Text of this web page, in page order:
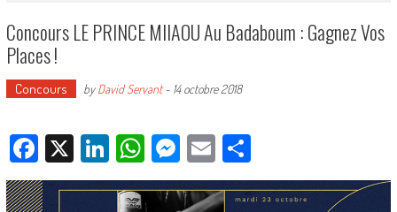
Concours LE PRINCE MIIAOU Au Badaboum : Gagnez Vos
Places !
Concours byDavid Servant- 14 octobre 2018
Facebook
X LinkedIn
WhatsApp
Messenger
EmailPartager